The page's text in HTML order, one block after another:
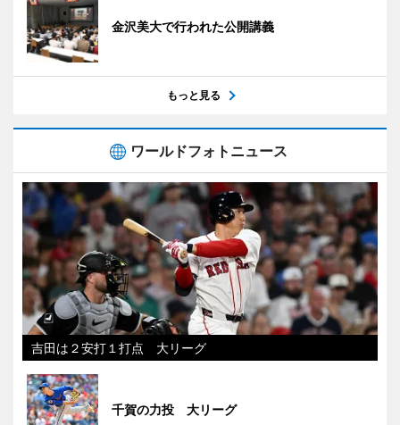
金沢美大で行われた公開講義
もっと見る
ワールドフォトニュース
吉田は２安打１打点 大リーグ
千賀の力投 大リーグ